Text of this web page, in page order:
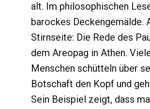
alt. Im philosophischen
barockes Deckengemälde.
Stirnseite: Die Rede des
dem Areopag in Athen.
Menschen schütteln über
Botschaft den Kopf und
Sein Beispiel zeigt, dass